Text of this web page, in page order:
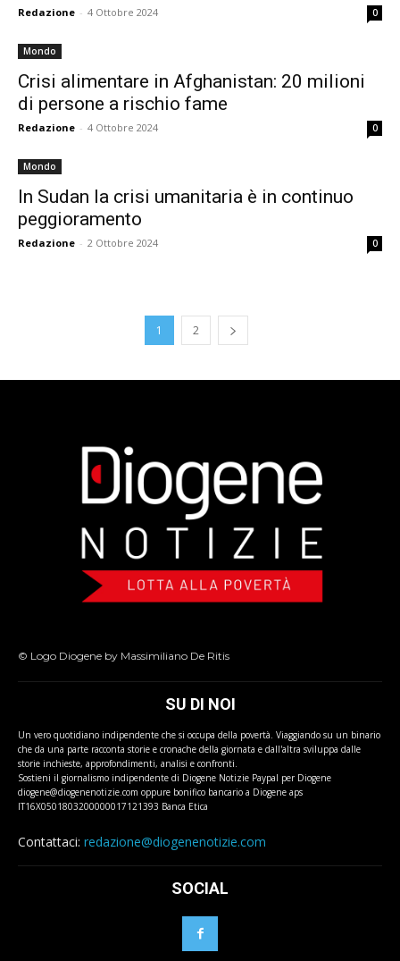
Redazione - 4 Ottobre 2024 0
Mondo
Crisi alimentare in Afghanistan: 20 milioni
di persone a rischio fame
Redazione - 4 Ottobre 2024 0
Mondo
In Sudan la crisi umanitaria è in continuo
peggioramento
Redazione - 2 Ottobre 2024 0
1 2
© Logo Diogene by Massimiliano De Ritis
SU DI NOI
Un vero quotidiano indipendente che si occupa della povertà. Viaggiando su un binario
che da una parte racconta storie e cronache della giornata e dall'altra sviluppa dalle
storie inchieste, approfondimenti, analisi e confronti.
Sostieni il giornalismo indipendente di Diogene Notizie Paypal per Diogene
diogene@diogenenotizie.com oppure bonifico bancario a Diogene aps
IT16X0501803200000017121393 Banca Etica
Contattaci: redazione@diogenenotizie.com
SOCIAL